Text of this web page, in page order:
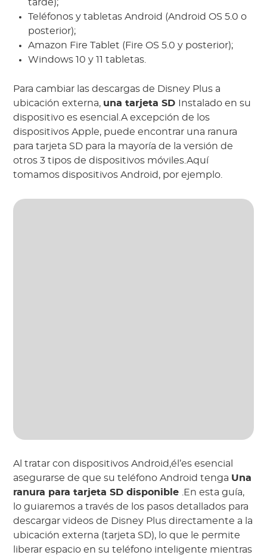
tarde);
Teléfonos y tabletas Android (Android OS 5.0 o
posterior);
Amazon Fire Tablet (Fire OS 5.0 y posterior);
Windows 10 y 11 tabletas.
Para cambiar las descargas de Disney Plus a
ubicación externa, una tarjeta SD
Instalado en su
dispositivo es esencial.A excepción de los
dispositivos Apple, puede encontrar una ranura
para tarjeta SD para la mayoría de la versión de
otros 3 tipos de dispositivos móviles.Aquí
tomamos dispositivos Android, por ejemplo.
Al tratar con dispositivos Android,él’es esencial
asegurarse de que su teléfono Android tenga Una
ranura para tarjeta SD disponible
.En esta guía,
lo guiaremos a través de los pasos detallados para
descargar videos de Disney Plus directamente a la
ubicación externa (tarjeta SD), lo que le permite
liberar espacio en su teléfono inteligente mientras